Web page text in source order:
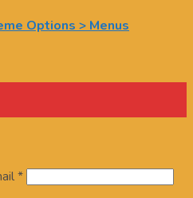
Options > Menus
*